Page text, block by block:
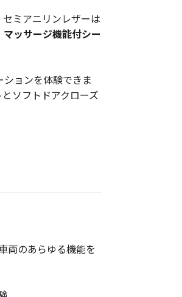
ミアニリンレザーは
マッサージ機能付シー
ョンを体験できま
ソフトドアクローズ
両のあらゆる機能を